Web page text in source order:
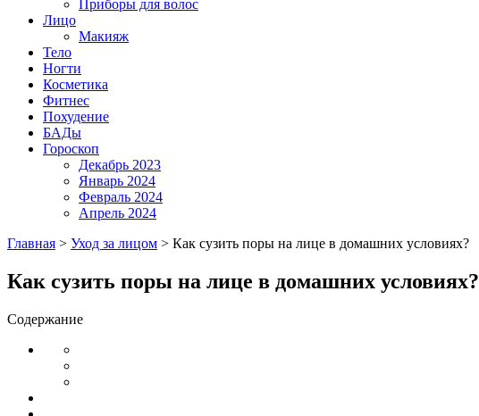
Приборы для волос
Лицо
Макияж
Тело
Ногти
Косметика
Фитнес
Похудение
БАДы
Гороскоп
Декабрь 2023
Январь 2024
Февраль 2024
Апрель 2024
Главная > Уход за лицом > Как сузить поры на лице в домашних условиях?
Как сузить поры на лице в домашних условиях?
Содержание